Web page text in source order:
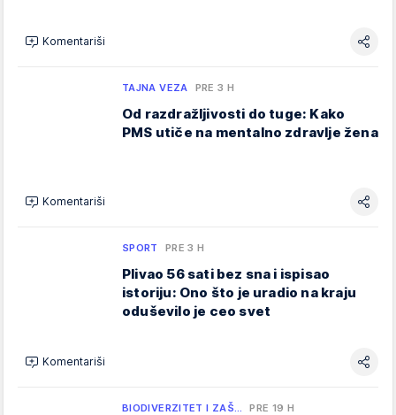
Komentariši
TAJNA VEZA PRE 3 H
Od razdražljivosti do tuge: Kako
PMS utiče na mentalno zdravlje žena
Komentariši
SPORT PRE 3 H
Plivao 56 sati bez sna i ispisao
istoriju: Ono što je uradio na kraju
oduševilo je ceo svet
Komentariši
BIODIVERZITET I ZAŠ… PRE 19 H